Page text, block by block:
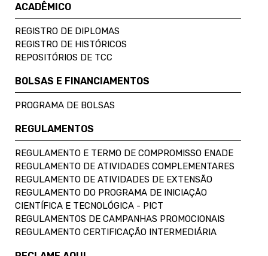
ACADÊMICO
REGISTRO DE DIPLOMAS
REGISTRO DE HISTÓRICOS
REPOSITÓRIOS DE TCC
BOLSAS E FINANCIAMENTOS
PROGRAMA DE BOLSAS
REGULAMENTOS
REGULAMENTO E TERMO DE COMPROMISSO ENADE
REGULAMENTO DE ATIVIDADES COMPLEMENTARES
REGULAMENTO DE ATIVIDADES DE EXTENSÃO
REGULAMENTO DO PROGRAMA DE INICIAÇÃO
CIENTÍFICA E TECNOLÓGICA - PICT
REGULAMENTOS DE CAMPANHAS PROMOCIONAIS
REGULAMENTO CERTIFICAÇÃO INTERMEDIÁRIA